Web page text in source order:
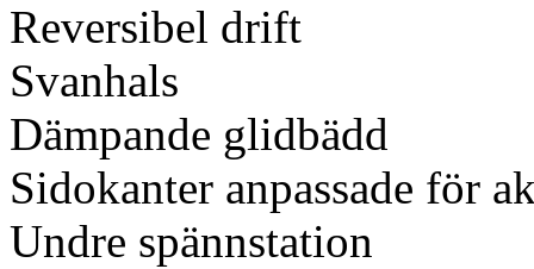
Reversibel drift
Svanhals
Dämpande glidbädd
Sidokanter anpassade för
Undre spännstation